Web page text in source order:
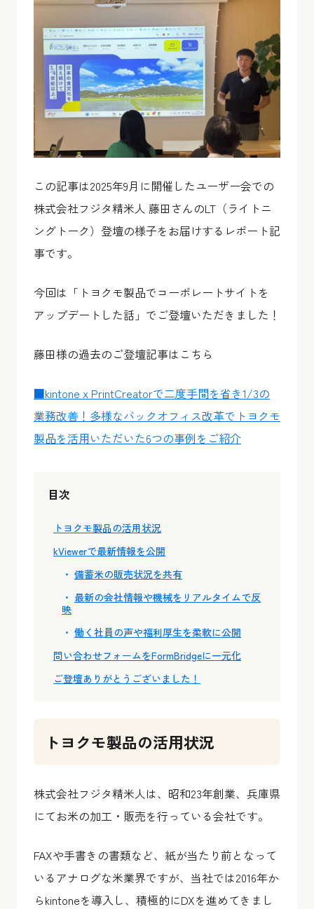
この記事は2025年9月に開催したユーザー会での
株式会社フジタ精米人 藤田さんのLT（ライトニ
ングトーク）登壇の様子をお届けするレポート記
事です。
今回は「トヨクモ製品でコーポレートサイトを
アップデートした話」でご登壇いただきました！
藤田様の過去のご登壇記事はこちら
■kintone x PrintCreatorで二度手間を省き1/3の
業務改善！多様なバックオフィス改革でトヨクモ
製品を活用いただいた6つの事例をご紹介
目次
トヨクモ製品の活用状況
kViewerで最新情報を公開
備蓄米の販売状況を共有
最新の会社情報や機械をリアルタイムで反
映
働く社員の声や福利厚生を柔軟に公開
問い合わせフォームをFormBridgeに一元化
ご登壇ありがとうございました！
トヨクモ製品の活用状況
株式会社フジタ精米人は、昭和23年創業、兵庫県
にてお米の加工・販売を行っている会社です。
FAXや手書きの書類など、紙が当たり前となって
いる​​アナログな米業界ですが、当社では2016年か
らkintoneを導入し、積極的にDXを進めてきまし